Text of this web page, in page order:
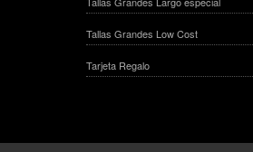
Tallas Grandes Low Cost
Tarjeta Regalo